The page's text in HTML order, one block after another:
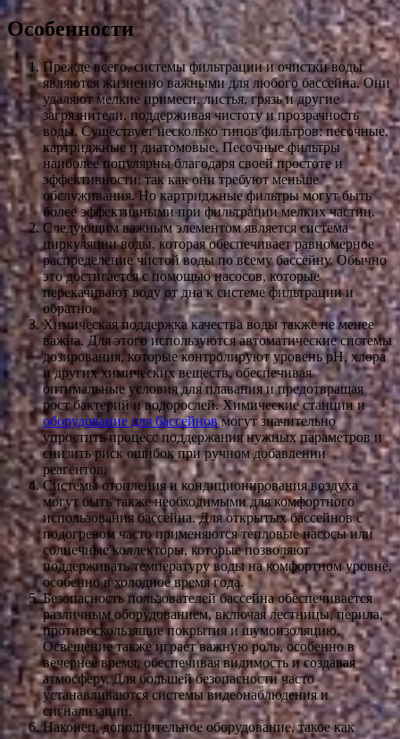
Особенности
Прежде всего, системы фильтрации и очистки воды
являются жизненно важными для любого бассейна. Они
удаляют мелкие примеси, листья, грязь и другие
загрязнители, поддерживая чистоту и прозрачность
воды. Существует несколько типов фильтров: песочные,
картриджные и диатомовые. Песочные фильтры
наиболее популярны благодаря своей простоте и
эффективности, так как они требуют меньше
обслуживания. Но картриджные фильтры могут быть
более эффективными при фильтрации мелких частиц.
Следующим важным элементом является система
циркуляции воды, которая обеспечивает равномерное
распределение чистой воды по всему бассейну. Обычно
это достигается с помощью насосов, которые
перекачивают воду от дна к системе фильтрации и
обратно.
Химическая поддержка качества воды также не менее
важна. Для этого используются автоматические системы
дозирования, которые контролируют уровень pH, хлора
и других химических веществ, обеспечивая
оптимальные условия для плавания и предотвращая
рост бактерий и водорослей. Химические станции и
оборудование для бассейновмогут значительно
упростить процесс поддержания нужных параметров и
снизить риск ошибок при ручном добавлении
реагентов.
Системы отопления и кондиционирования воздуха
могут быть также необходимыми для комфортного
использования бассейна. Для открытых бассейнов с
подогревом часто применяются тепловые насосы или
солнечные коллекторы, которые позволяют
поддерживать температуру воды на комфортном уровне,
особенно в холодное время года.
Безопасность пользователей бассейна обеспечивается
различным оборудованием, включая лестницы, перила,
противоскользящие покрытия и шумоизоляцию.
Освещение также играет важную роль, особенно в
вечернее время, обеспечивая видимость и создавая
атмосферу. Для большей безопасности часто
устанавливаются системы видеонаблюдения и
сигнализации.
Наконец, дополнительное оборудование, такое как